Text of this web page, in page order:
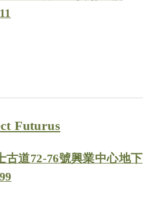
Futurus
古道72-76號興業中心地下